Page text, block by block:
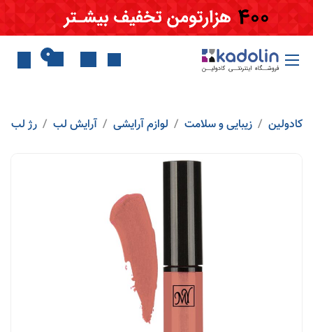
Skip to Content
0
کادولین زیبایی و سلامت لوازم آرایشی آرایش لب رژ لب